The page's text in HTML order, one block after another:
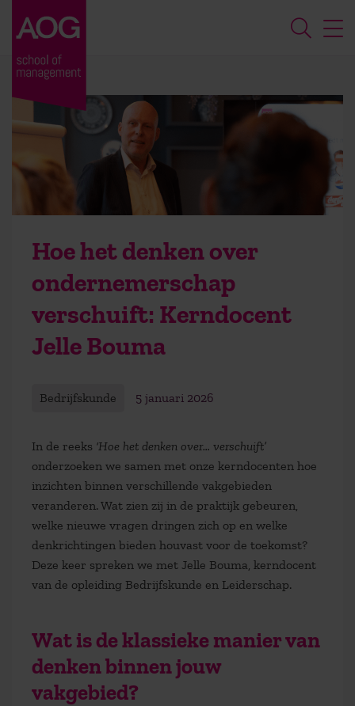
Hoe het denken over
ondernemerschap
verschuift: Kerndocent
Jelle Bouma
Bedrijfskunde 5 januari 2026
In de reeks ‘Hoe het denken over… verschuift’
onderzoeken we samen met onze kerndocenten hoe
inzichten binnen verschillende vakgebieden
veranderen. Wat zien zij in de praktijk gebeuren,
welke nieuwe vragen dringen zich op en welke
denkrichtingen bieden houvast voor de toekomst?
Deze keer spreken we met Jelle Bouma, kerndocent
van de opleiding Bedrijfskunde en Leiderschap.
Wat is de klassieke manier van
denken binnen jouw
vakgebied?